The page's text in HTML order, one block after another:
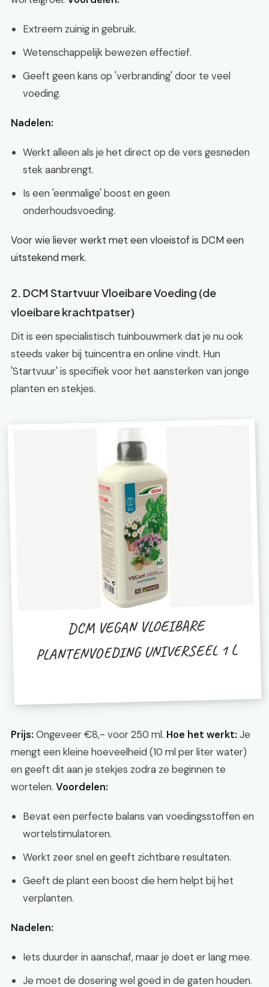
Extreem zuinig in gebruik.
Wetenschappelijk bewezen effectief.
Geeft geen kans op 'verbranding' door te veel
voeding.
Nadelen:
Werkt alleen als je het direct op de vers gesneden
stek aanbrengt.
Is een 'eenmalige' boost en geen
onderhoudsvoeding.
Voor wie liever werkt met een vloeistof is DCM een
uitstekend merk.
2. DCM Startvuur Vloeibare Voeding (de
vloeibare krachtpatser)
Dit is een specialistisch tuinbouwmerk dat je nu ook
steeds vaker bij tuincentra en online vindt. Hun
'Startvuur' is specifiek voor het aansterken van jonge
planten en stekjes.
DCM VEGAN VLOEIBARE
PLANTENVOEDING UNIVERSEEL 1 L
Prijs: Ongeveer €8,- voor 250 ml. Hoe het werkt: Je
mengt een kleine hoeveelheid (10 ml per liter water)
en geeft dit aan je stekjes zodra ze beginnen te
wortelen. Voordelen:
Bevat een perfecte balans van voedingsstoffen en
wortelstimulatoren.
Werkt zeer snel en geeft zichtbare resultaten.
Geeft de plant een boost die hem helpt bij het
verplanten.
Nadelen:
Iets duurder in aanschaf, maar je doet er lang mee.
Je moet de dosering wel goed in de gaten houden.